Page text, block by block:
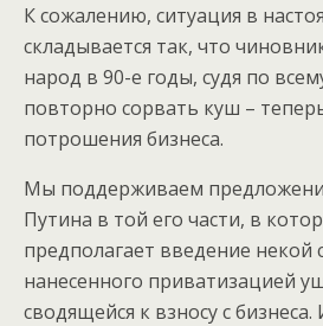
К сожалению, ситуация в
складывается так, что
народ в 90-е годы, судя по
повторно сорвать куш –
потрошения бизнеса.
Мы поддерживаем
Путина в той его части, в
предполагает введение
нанесенного приватизацией
сводящейся к взносу с